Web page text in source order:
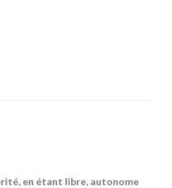
en étant libre, autonome